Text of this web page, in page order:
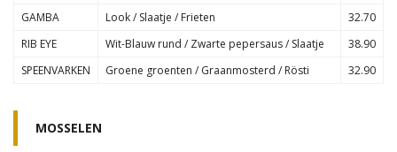
GAMBA Look / Slaatje / Frieten
32.70
RIB EYE
Wit-Blauw rund / Zwarte pepersaus / Slaatje
38.90
SPEENVARKEN
Groene groenten / Graanmosterd / Rösti 32.90
MOSSELEN